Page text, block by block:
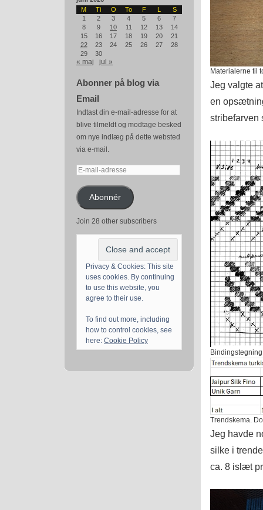
M
Ti O To F L
S
1
2 3 4 5 6
7
8
9 10 11 12 13
14
15
16 17 18 19 20
21
22
23 24 25 26 27
28
29
30
« maj jul »
Abonner på blog via
Email
Indtast din e-mail-adresse for at
blive tilmeldt og modtage besked
om nye indlæg på dette websted
via e-mail.
E-
adresseAbonnér
Join 28 other subscribers
Privacy & Cookies: This site
uses cookies. By continuing
to use this website, you
agree to their use.
To find out more, including
how to control cookies, see
here: Cookie Policy
Materialerne til
Jeg valgte
en
stribefarven
Bindingstegning
Trendskema.
Jeg havde
silke i
ca. 8 islæt